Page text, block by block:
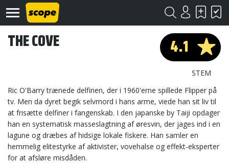
Om
Scope
Kontakt
4.1
STEM
THE COVE
Ric O'Barry trænede delfinen, der i 1960'erne spillede Flipper på
tv. Men da dyret begik selvmord i hans arme, viede han sit liv til
at frisætte delfiner i fangenskab. I den japanske by Taiji opdager
han en systematisk masseslagtning af øresvin, der jages ind i en
lagune og dræbes af hidsige lokale fiskere. Han samler en
hemmelig elitestyrke af aktivister, vovehalse og effekt-eksperter
for at afsløre misdåden.